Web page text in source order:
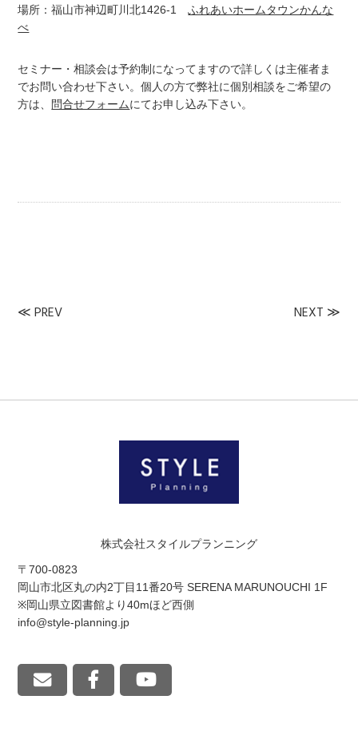
場所：福山市神辺町川北1426-1ふれあいホームタウンかんな
べ
セミナー・相談会は予約制になってますので詳しくは主催者ま
でお問い合わせ下さい。個人の方で弊社に個別相談をご希望の
方は、
問合せフォームにてお申し込み下さい。
≪PREV NEXT ≫
株式会社スタイルプランニング
〒700-0823
岡山市北区丸の内2丁目11番20号 SERENA MARUNOUCHI 1F
※岡山県立図書館より40mほど西側
info@style-planning.jp